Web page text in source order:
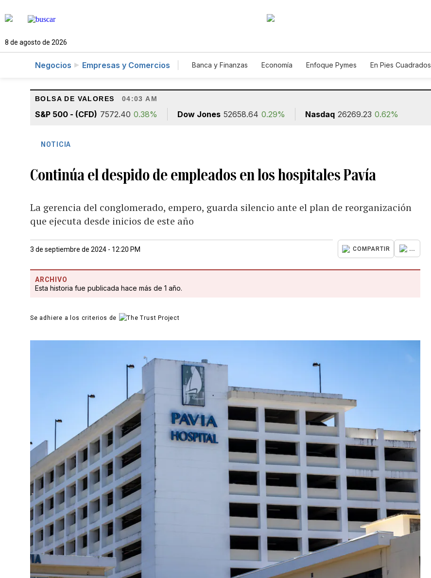
8 de agosto de 2026
Negocios Empresas y Comercios Banca y Finanzas Economía Enfoque Pymes En Pies Cuadrados
BOLSA DE VALORES 04:03 AM
S&P 500 - (CFD) 7572.40 0.38% Dow Jones 52658.64 0.29% Nasdaq 26269.23 0.62%
NOTICIA
Continúa el despido de empleados en los hospitales Pavía
La gerencia del conglomerado, empero, guarda silencio ante el plan de reorganización
que ejecuta desde inicios de este año
3 de septiembre de 2024 - 12:20 PM COMPARTIR ...
ARCHIVO
Esta historia fue publicada hace más de 1 año.
Se adhiere a los criterios de